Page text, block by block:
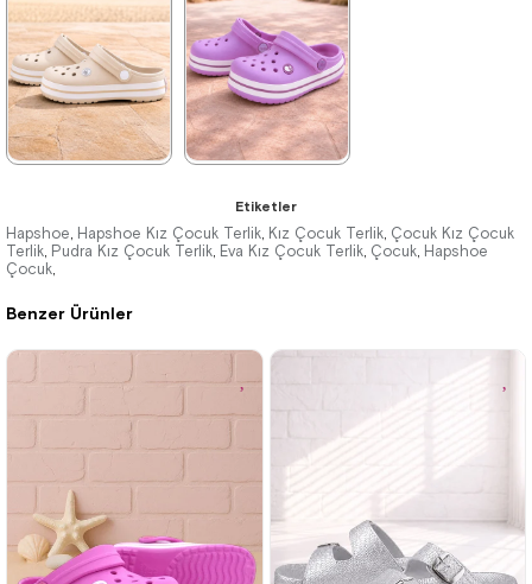
825,90 ₺
%40İndirim Tükeniyor
825,90 ₺
%40İndirim Tükeniyor
495,90 ₺
825,90 ₺
%40İndirim
★ ★ ★
495,90 ₺
%40İndirim Tükeniyor
Benzer Ürünler
Etiketler
Hapshoe, Hapshoe Kız Çocuk Terlik, Kız Çocuk Terlik, Çocuk Kız Çocuk
Terlik, Pudra Kız Çocuk Terlik, Eva Kız Çocuk Terlik, Çocuk, Hapshoe
Çocuk,